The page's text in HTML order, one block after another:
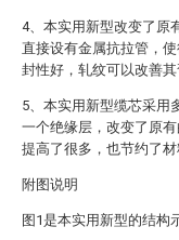
4、本实用新型改变了原
直接设有金属抗拉管，
封性好，轧纹可以改善其
5、本实用新型缆芯采用
一个绝缘层，改变了原
提高了很多，也节约了材
附图说明
图1是本实用新型的结构